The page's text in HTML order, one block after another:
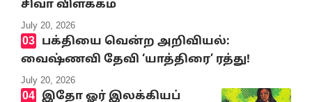
சிவா விளக்கம்
July 20, 2026
பக்தியை வென்ற அறிவியல்:
வைஷ்ணவி தேவி ‘யாத்திரை’ ரத்து!
July 20, 2026
இதோ ஓர் இலக்கியப்